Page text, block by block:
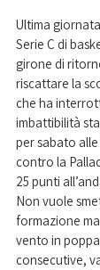
Ultima
Serie C di
girone di
riscattare la
che ha
imbattibilità
per sabato
contro la
25 punti
Non vuole
formazione
vento in
consecutive,